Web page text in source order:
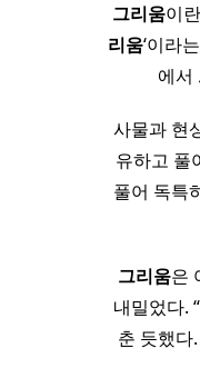
그리움이
리움‘이라
에서
사물과 현
유하고 풀
풀어 독특
그리움은
내밀었다.
춘 듯했다